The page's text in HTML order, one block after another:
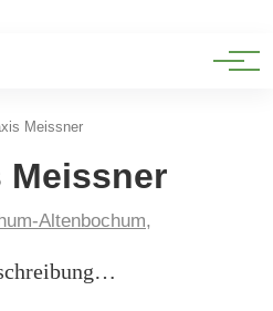
Meissner
Meissner
Altenbochum,